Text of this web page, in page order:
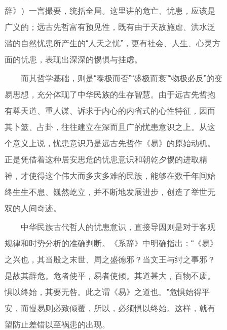
辞》）一言撮要，统括全局。这里讲的危亡、忧患，应该是
广义的；远古先哲富有预见性，既有由于天敌施虐、洪水泛
滥的自然忧患所产生的“人天之忧”，更有社会、人生、心灵方
面的忧患，表现出深深的惕惧与挂虑。
而其哲学基础，则是“泰极而否”“盛极而衰”“物极必反”的变
易思想，充分体现了中华民族的生存智慧。由于远古先哲抱
有尊天道、重人谋、诉求于内心的内省式的心性特征，因而
其卜筮、占卦，往往建立在深而且广的忧患意识之上。从这
个意义上说，忧患意识乃是远古先哲作《易》的原始动机。
正是凭借着这种居安思危的忧患意识和朝乾夕惕的进取精
神，才使得这个伟大而多灾多难的民族，能够在数千年间始
终生生不息、巍然屹立，并不断地发展进步，创造了举世无
双的人间奇迹。
中华民族古代哲人的忧患意识，直接导因则是对于客观
规律和时势分析的准确判断。《系辞》中明确指出：“《易》
之兴也，其当殷之末世、周之盛德邪？当文王与纣之事邪？
是故其辞危。危者使平，易者使倾。其道甚大，百物不废。
惧以终始，其要无咎。此之谓《易》之道也。”危惧始得平
安，而慢易则必致倾覆，所以，必须惧以终始。这样，就有
望防止差错以至祸患的出现。